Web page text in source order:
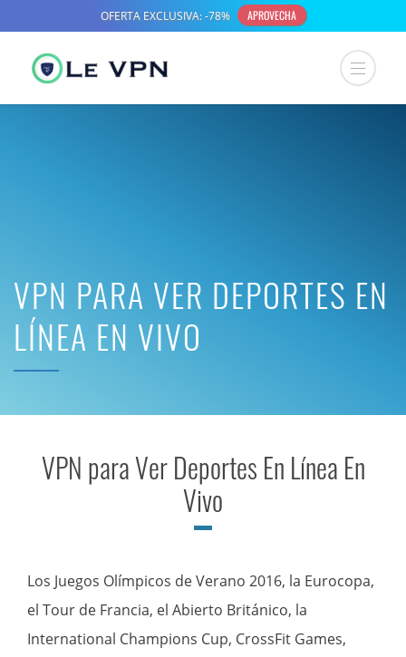
VPN PARA VER DEPORTES EN
LÍNEA EN VIVO
VPN para Ver Deportes En Línea En
Vivo
Los Juegos Olímpicos de Verano 2016, la Eurocopa,
el Tour de Francia, el Abierto Británico, la
International Champions Cup, CrossFit Games,